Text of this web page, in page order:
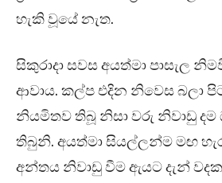
හැකි වූයේ නැත.
සිකුරාදා සවස අයත්මා පාසැල
ආවාය. කල්ප එදින නිවෙස බලා
නියමිතව තිබූ නිසා වරු නිවාඩු
තිබුනි. අයත්මා සියල්ලන්ම මඟ
අන්තය නිවාඩු වීම ඇයට දැන්